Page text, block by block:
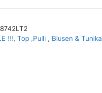
8742LT2
!!!,Top ,Pulli , Blusen & Tunika